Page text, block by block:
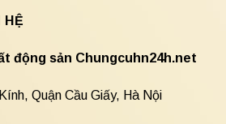
HỆ
động sản Chungcuhn24h.net
Quận Cầu Giấy, Hà Nội